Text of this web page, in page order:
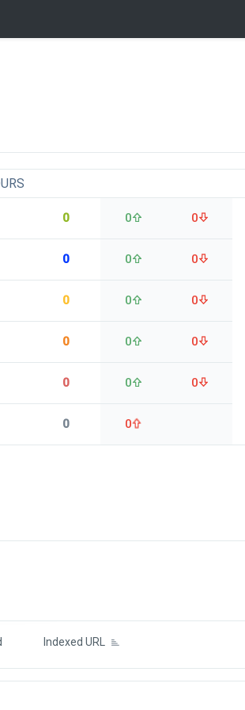
0 0 0
0 0 0
0 0 0
0 0 0
0 0 0
0 0
Indexed URL